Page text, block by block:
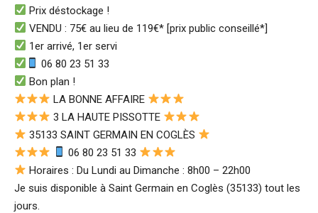
Prix déstockage !
VENDU : 75€ au lieu de 119€* [prix public conseillé*]
1er arrivé, 1er servi
06 80 23 51 33
Bon plan !
LA BONNE AFFAIRE
3 LA HAUTE PISSOTTE
35133 SAINT GERMAIN EN COGLÈS
06 80 23 51 33
Horaires : Du Lundi au Dimanche : 8h00 – 22h00
Je suis disponible à Saint Germain en Coglès (35133) tout les
jours.